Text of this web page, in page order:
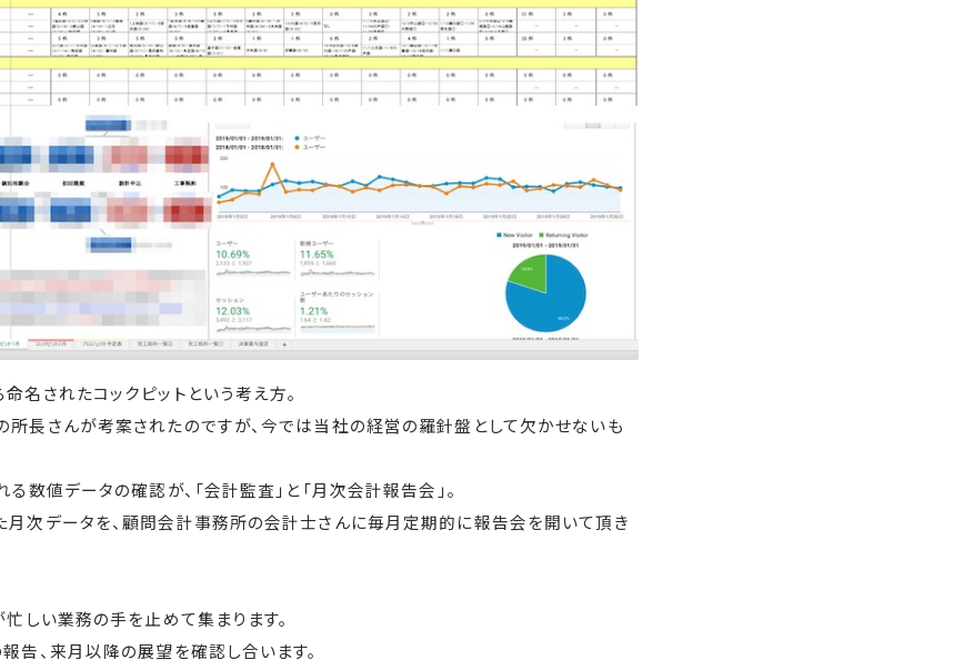
名されたコックピットという考え方。
長さんが考案されたのですが、今では当社の経営の羅針盤として欠かせないも
る数値データの確認が、「会計監査」と「月次会計報告会」。
次データを、顧問会計事務所の会計士さんに毎月定期的に報告会を開いて頂き
しい業務の手を止めて集まります。
告、来月以降の展望を確認し合います。